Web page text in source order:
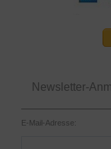
Newsletter-
E-Mail-Adresse: